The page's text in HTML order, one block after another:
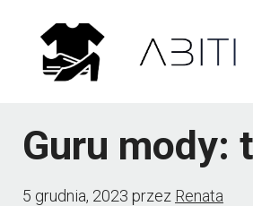
Guru mody:
5 grudnia, 2023 przez Renata